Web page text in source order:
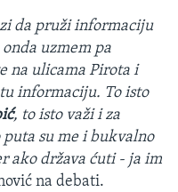
da pruži informaciju
uzmem pa
na ulicama Pirota i
informaciju. To isto
, to isto važi i za
su me i bukvalno
ako država ćuti - ja im
na debati.